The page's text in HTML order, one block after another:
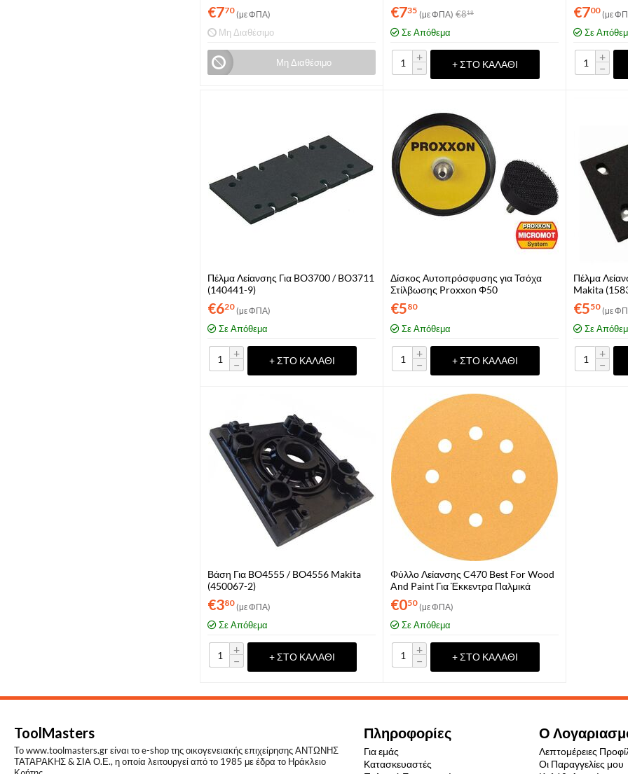
€770 (με ΦΠΑ)
Μη Διαθέσιμο
Μη Διαθέσιμο
€735 (με ΦΠΑ) €818
Σε Απόθεμα
+
−
+ ΣΤΟ ΚΑΛΆΘΙ
€700 (με
Σε
+
−
Πέλμα Λείανσης Για BO3700 / BO3711
(140441-9)
€620 (με ΦΠΑ)
Σε Απόθεμα
+
−
+ ΣΤΟ ΚΑΛΆΘΙ
Δίσκος Αυτοπρόσφυσης για Τσόχα
Στίλβωσης Proxxon Φ50
€580
Σε Απόθεμα
+
−
+ ΣΤΟ ΚΑΛΆΘΙ
Πέλμα
Makita
€550 (με
Σε
+
−
Βάση Για BO4555 / BO4556 Makita
(450067-2)
€380 (με ΦΠΑ)
Σε Απόθεμα
+
−
+ ΣΤΟ ΚΑΛΆΘΙ
Φύλλο Λείανσης C470 Best For Wood
And Paint Για Έκκεντρα Παλμικά
Τριβεία Φ125mm P60 Bosch
(2608607825)
€050 (με ΦΠΑ)
Σε Απόθεμα
+
−
+ ΣΤΟ ΚΑΛΆΘΙ
ToolMasters
Το www.toolmasters.gr είναι το e-shop της οικογενειακής επιχείρησης ΑΝΤΩΝΗΣ
ΤΑΤΑΡΑΚΗΣ & ΣΙΑ Ο.Ε., η οποία λειτουργεί από το 1985 με έδρα το Ηράκλειο
Πληροφορίες
Για εμάς
Κατασκευαστές
Ο
Λεπτομέρειες
Οι Παραγγελίες μου